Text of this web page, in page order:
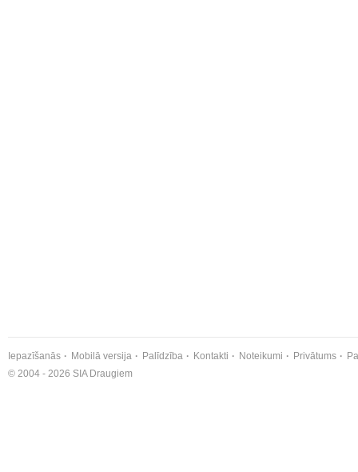
Iepazīšanās Mobilā versija Palīdzība Kontakti Noteikumi Privātums
© 2004 - 2026 SIA Draugiem